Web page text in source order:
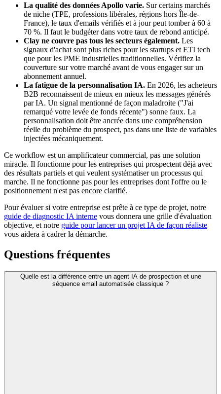
La qualité des données Apollo varie. Sur certains marchés
de niche (TPE, professions libérales, régions hors Île-de-
France), le taux d'emails vérifiés et à jour peut tomber à 60 à
70 %. Il faut le budgéter dans votre taux de rebond anticipé.
Clay ne couvre pas tous les secteurs également. Les
signaux d'achat sont plus riches pour les startups et ETI tech
que pour les PME industrielles traditionnelles. Vérifiez la
couverture sur votre marché avant de vous engager sur un
abonnement annuel.
La fatigue de la personnalisation IA. En 2026, les acheteurs
B2B reconnaissent de mieux en mieux les messages générés
par IA. Un signal mentionné de façon maladroite ("J'ai
remarqué votre levée de fonds récente") sonne faux. La
personnalisation doit être ancrée dans une compréhension
réelle du problème du prospect, pas dans une liste de variables
injectées mécaniquement.
Ce workflow est un amplificateur commercial, pas une solution
miracle. Il fonctionne pour les entreprises qui prospectent déjà avec
des résultats partiels et qui veulent systématiser un processus qui
marche. Il ne fonctionne pas pour les entreprises dont l'offre ou le
positionnement n'est pas encore clarifié.
Pour évaluer si votre entreprise est prête à ce type de projet, notre
guide de diagnostic IA interne vous donnera une grille d'évaluation
objective, et notre guide pour lancer un projet IA de façon réaliste
vous aidera à cadrer la démarche.
Questions fréquentes
Quelle est la différence entre un agent IA de prospection et une
séquence email automatisée classique ?